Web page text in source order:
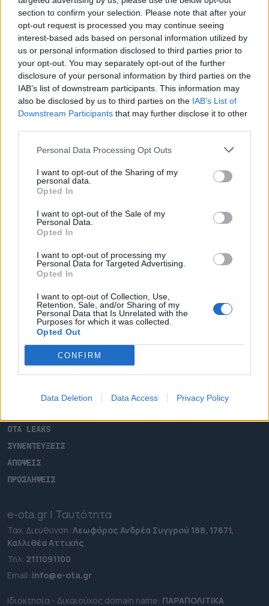
section to confirm your selection. Please note that after your
opt-out request is processed you may continue seeing
interest-based ads based on personal information utilized by
us or personal information disclosed to third parties prior to
your opt-out. You may separately opt-out of the further
disclosure of your personal information by third parties on the
IAB’s list of downstream participants. This information may
also be disclosed by us to third parties on the IAB’s List of
Downstream Participants that may further disclose it to other
Personal Data Processing Opt Outs
I want to opt-out of the Sharing of my
personal data.
Opted In
I want to opt-out of the Sale of my
Personal Data.
Opted In
I want to opt-out of processing my
Personal Data for Targeted Advertising.
Opted In
I want to opt-out of Collection, Use,
Retention, Sale, and/or Sharing of my
Personal Data that Is Unrelated with the
Purposes for which it was collected.
Opted Out
CONFIRM
Data Deletion Data Access Privacy Policy
Η Ύδρα τιμά την Υδραϊκή
κοινότητα της Κωνσταντινούπολης
Μια εκδήλωση - φόρο τιμής στην Υδραϊκή Κοινότητα
της Κωνσταντινούπολης οργανώνει ο Δήμος Ύδρας σε
Κωνσταντινούπολης, την Τετάρτη, 20 Νοεμβρίου, στο
Σισμανόγλειο Μέγαρο.
14.11.2024 - 11.32
ΑΡΧΙΚΗ
ΡΟΗ ΕΙΔΗΣΕΩΝ
ΕΠΙΚΑΙΡΟΤΗΤΑ
OTA LEAKS
ΣΥΝΕΝΤΕΥΞΕΙΣ
ΑΠΟΨΕΙΣ
ΠΡΟΣΛΗΨΕΙΣ
e-ota.gr | Ταυτότητα
Ταχ. Διεύθυνση: Λεωφόρος Ανδρέα Συγγρού 188, 17671,
Καλλιθέα Αττικής
Τηλ: 2111091100
Εmail: info@e-ota.gr
Ιδιοκτησία - Δικαιούχος domain name: ΠΑΡΑΠΟΛΙΤΙΚΑ